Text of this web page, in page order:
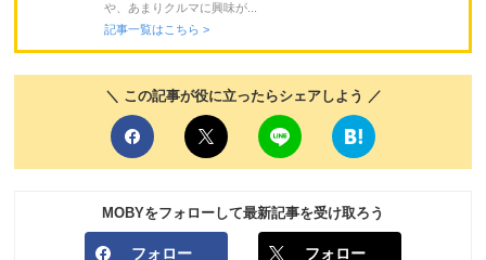
や、あまりクルマに興味が...
記事一覧はこちら >
＼ この記事が役に立ったらシェアしよう ／
MOBYをフォローして最新記事を受け取ろう
フォロー フォロー